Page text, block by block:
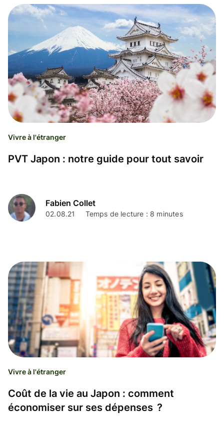
Vivre à l'étranger
PVT Japon : notre guide pour tout savoir
Fabien Collet
02.08.21 Temps de lecture : 8 minutes
Vivre à l'étranger
Coût de la vie au Japon : comment
économiser sur ses dépenses ?